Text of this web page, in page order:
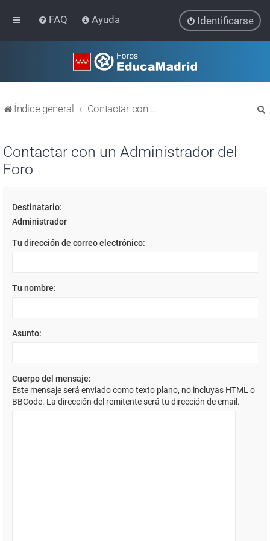
FAQ Ayuda Identificarse
Índice general Contactar con un Administrador del Foro
Contactar con un Administrador del
Foro
Destinatario:
Administrador
Tu dirección de correo electrónico:
Tu nombre:
Asunto:
Cuerpo del mensaje:
Este mensaje será enviado como texto plano, no incluyas HTML o
BBCode. La dirección del remitente será tu dirección de email.